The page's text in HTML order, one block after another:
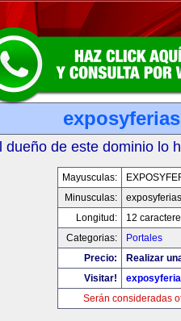
dueño de este dominio lo
Mayusculas:
Minusculas:
Longitud:
12
Categorias:
Portales
Precio:
Realizar
Visitar!
Serán consideradas